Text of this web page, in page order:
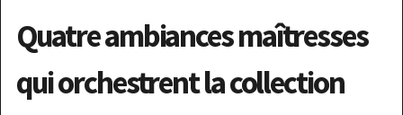
Quatre ambiances maîtresses
qui orchestrent la collection